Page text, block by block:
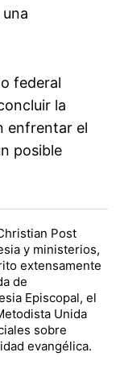
federal
la
enfrentar el
posible
Post
y ministerios,
extensamente
de
Episcopal, el
Unida
sobre
evangélica.